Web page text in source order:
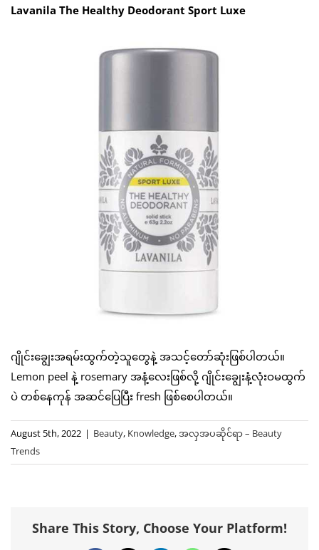
Lavanila The Healthy Deodorant Sport Luxe
ဂျိုင်းချွေးအရမ်းထွက်တဲ့သူတွေနဲ့ အသင့်တော်ဆုံးဖြစ်ပါတယ်။
Lemon peel နဲ့ rosemary အနံ့လေးဖြစ်လို့ ဂျိုင်းချွေးနံ့လုံးဝမထွက်
ပဲ တစ်နေကုန် အဆင်ပြေပြီး fresh ဖြစ်စေပါတယ်။
August 5th, 2022 | Beauty, Knowledge,အလှအပဆိုင်ရာ – Beauty
Trends
Share This Story, Choose Your Platform!